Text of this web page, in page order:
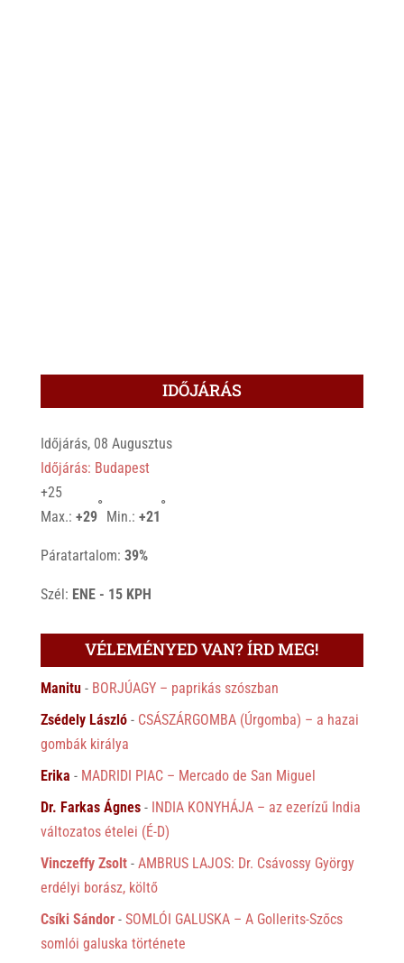
IDŐJÁRÁS
Időjárás, 08 Augusztus
Időjárás: Budapest
+25
Max.: +29
°
Min.: +21
°
Páratartalom: 39%
Szél: ENE - 15 KPH
VÉLEMÉNYED VAN? ÍRD MEG!
Manitu- BORJÚAGY – paprikás szószban
Zsédely László- CSÁSZÁRGOMBA (Úrgomba) – a hazai
gombák királya
Erika - MADRIDI PIAC – Mercado de San Miguel
Dr. Farkas Ágnes- INDIA KONYHÁJA – az ezerízű India
változatos ételei (É-D)
Vinczeffy Zsolt- AMBRUS LAJOS: Dr. Csávossy György
erdélyi borász, költő
Csíki Sándor- SOMLÓI GALUSKA – A Gollerits-Szőcs
somlói galuska története